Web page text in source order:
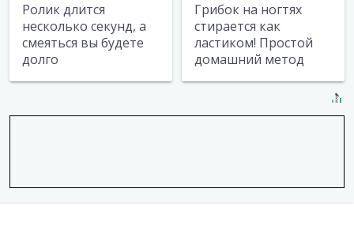
Ролик длится
несколько секунд, а
смеяться вы будете
долго
Грибок на ногтях
стирается как
ластиком! Простой
домашний метод